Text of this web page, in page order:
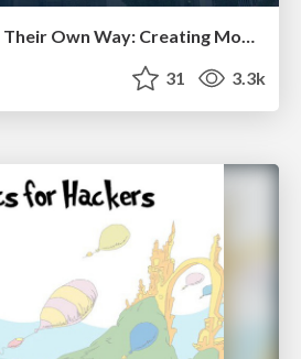
Helping Users Find Their Own Way: Creating Modern Search Experiences
31 3.3k